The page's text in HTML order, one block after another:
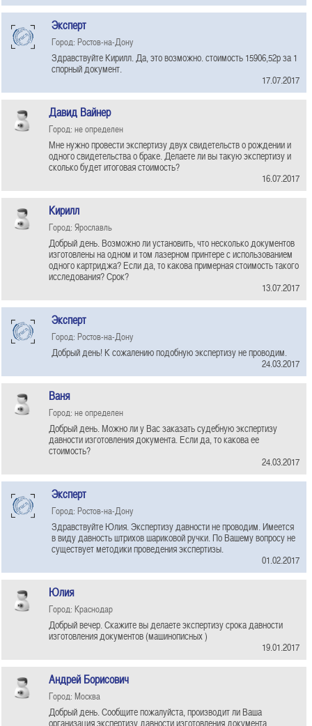
Эксперт
Город: Ростов-на-Дону
Здравствуйте Кирилл. Да, это возможно. стоимость 15906,52р за 1
спорный документ.
17.07.2017
Давид Вайнер
Город: не определен
Мне нужно провести экспертизу двух свидетельств о рождении и
одного свидетельства о браке. Делаете ли вы такую экспертизу и
сколько будет итоговая стоимость?
16.07.2017
Кирилл
Город: Ярославль
Добрый день. Возможно ли установить, что несколько документов
изготовлены на одном и том лазерном принтере с использованием
одного картриджа? Если да, то какова примерная стоимость такого
исследования? Срок?
13.07.2017
Эксперт
Город: Ростов-на-Дону
Добрый день! К сожалению подобную экспертизу не проводим.
24.03.2017
Ваня
Город: не определен
Добрый день. Можно ли у Вас заказать судебную экспертизу
давности изготовления документа. Если да, то какова ее
стоимость?
24.03.2017
Эксперт
Город: Ростов-на-Дону
Здравствуйте Юлия. Экспертизу давности не проводим. Имеется
в виду давность штрихов шариковой ручки. По Вашему вопросу не
существует методики проведения экспертизы.
01.02.2017
Юлия
Город: Краснодар
Добрый вечер. Скажите вы делаете экспертизу срока давности
изготовления документов (машинописных )
19.01.2017
Андрей Борисович
Город: Москва
Добрый день. Сообщите пожалуйста, производит ли Ваша
организация экспертизу давности изготовления документа.